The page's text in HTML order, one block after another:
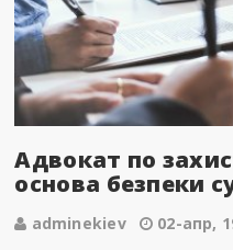
Адвокат по
основа безпеки
adminekiev 02-апр,